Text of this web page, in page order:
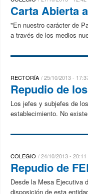
Carta Abierta
"En nuestro carácter de
a través de los medios
RECTORÍA 25/10/2013 -
Repudio de
Los jefes y subjefes de
establecimiento. No
COLEGIO 24/10/2013 - 20:11
Repudio de
Desde la Mesa Ejecutiva
disposición de esta